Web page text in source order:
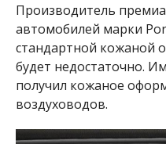
Производитель
автомобилей марки
стандартной кожаной
будет недостаточно.
получил кожаное
воздуховодов.